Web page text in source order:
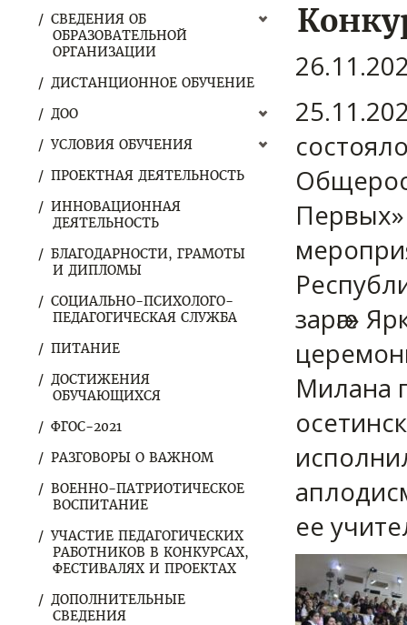
СВЕДЕНИЯ ОБ
ОБРАЗОВАТЕЛЬНОЙ
ОРГАНИЗАЦИИ
ДИСТАНЦИОННОЕ ОБУЧЕНИЕ
ДОО
УСЛОВИЯ ОБУЧЕНИЯ
ПРОЕКТНАЯ ДЕЯТЕЛЬНОСТЬ
ИННОВАЦИОННАЯ
ДЕЯТЕЛЬНОСТЬ
БЛАГОДАРНОСТИ, ГРАМОТЫ
И ДИПЛОМЫ
СОЦИАЛЬНО-ПСИХОЛОГО-
ПЕДАГОГИЧЕСКАЯ СЛУЖБА
ПИТАНИЕ
ДОСТИЖЕНИЯ
ОБУЧАЮЩИХСЯ
ФГОС-2021
РАЗГОВОРЫ О ВАЖНОМ
ВОЕННО-ПАТРИОТИЧЕСКОЕ
ВОСПИТАНИЕ
УЧАСТИЕ ПЕДАГОГИЧЕСКИХ
РАБОТНИКОВ В КОНКУРСАХ,
ФЕСТИВАЛЯХ И ПРОЕКТАХ
ДОПОЛНИТЕЛЬНЫЕ
СВЕДЕНИЯ
зарӕг»
Милана
ее